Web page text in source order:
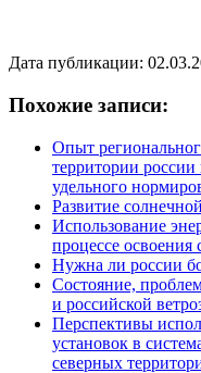
Дата публикации:
Похожие записи:
Опыт
территории
удельного
Развитие
Использование
процессе освоения
Нужна ли россии
Состояние,
и российской
Перспективы
установок в
северных